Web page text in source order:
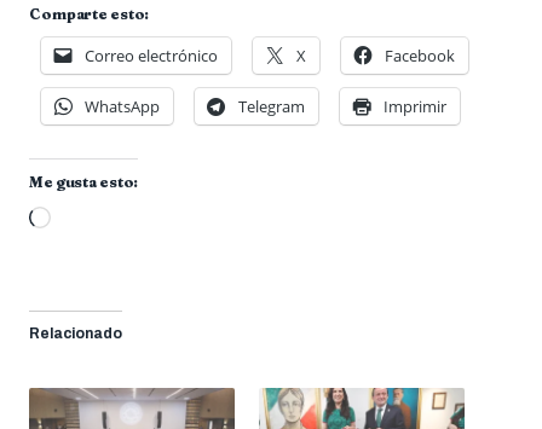
Comparte esto:
Correo electrónico X Facebook
WhatsApp Telegram Imprimir
Me gusta esto:
Cargando...
Relacionado